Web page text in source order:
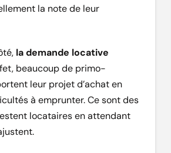
la note de leur
la demande locative
beaucoup de primo-
leur projet d’achat en
à emprunter. Ce sont des
locataires en attendant